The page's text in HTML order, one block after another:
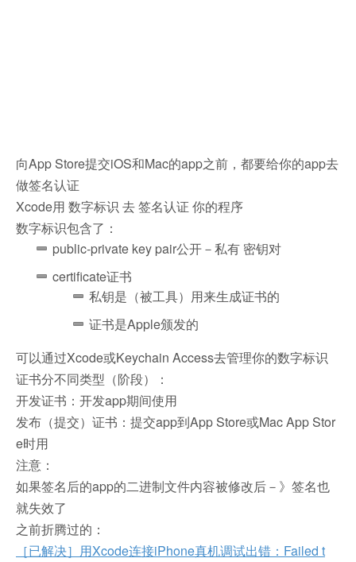
向App Store提交iOS和Mac的app之前，都要给你的app去
做签名认证
Xcode用 数字标识 去 签名认证 你的程序
数字标识包含了：
public-private key pair公开－私有 密钥对
certificate证书
私钥是（被工具）用来生成证书的
证书是Apple颁发的
可以通过Xcode或Keychain Access去管理你的数字标识
证书分不同类型（阶段）：
开发证书：开发app期间使用
发布（提交）证书：提交app到App Store或Mac App Stor
e时用
注意：
如果签名后的app的二进制文件内容被修改后－》签名也
就失效了
之前折腾过的：
［已解决］用Xcode连接iPhone真机调试出错：Failed t